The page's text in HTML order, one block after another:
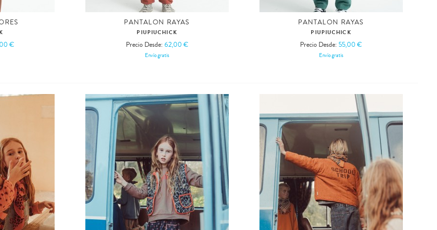
€
PANTALON RAYAS
PIUPIUCHICK
Precio Desde: 62,00 €
Envío gratis
PANTALON RAYAS
PIUPIUCHICK
Precio Desde: 55,00 €
Envío gratis